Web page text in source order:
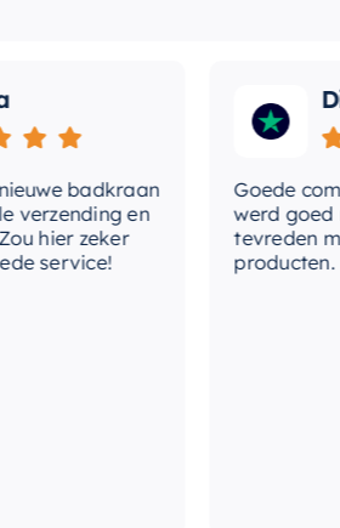
handdouche
met-
met-
inbouwdeel
badkraan
en
zeker
Goede
werd goed
tevreden met
producten.